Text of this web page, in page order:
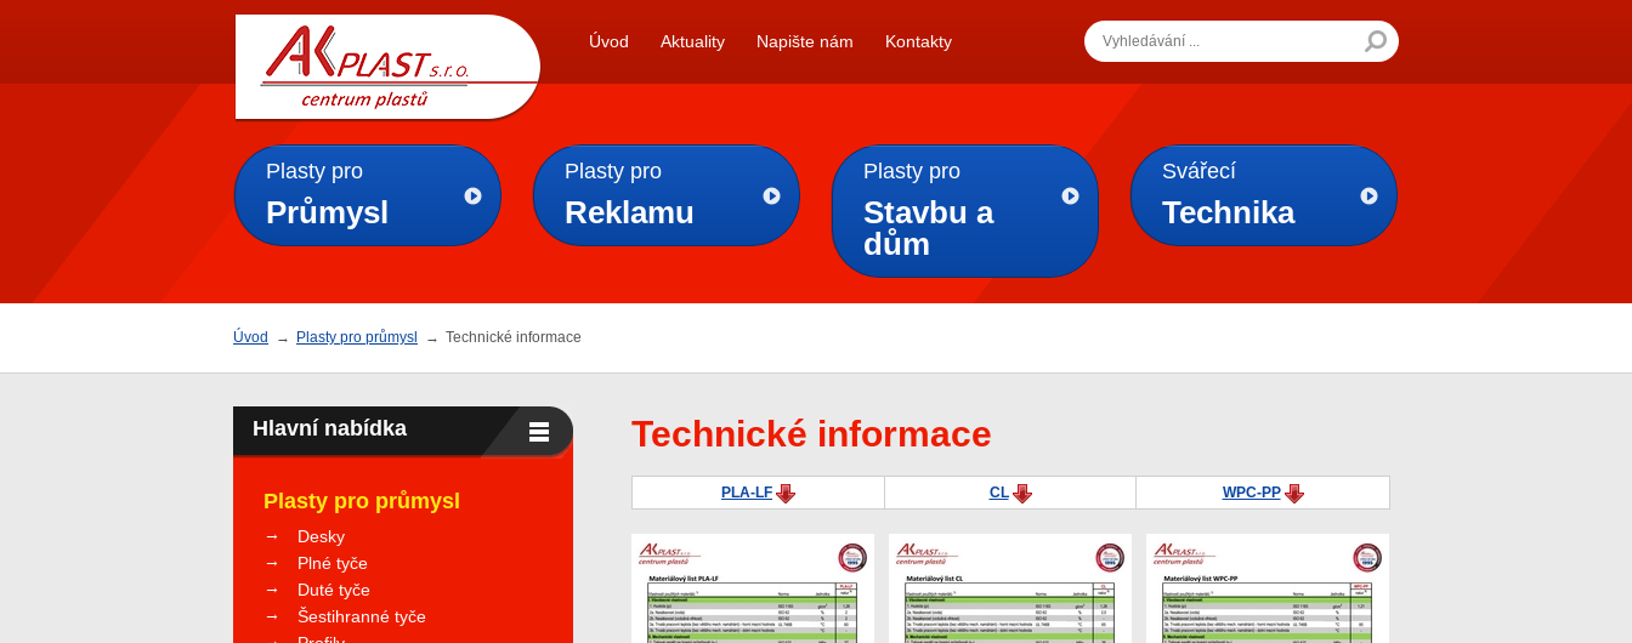
AKPLAST s.r.o.
Úvod Aktuality Napište nám Kontakty
Plasty pro
Průmysl
Plasty pro
Reklamu
Plasty pro
Stavbu a
dům
Svářecí
Technika
Úvod → Plasty pro průmysl → Technické informace
Technické informace
PLA-LF CL WPC-PP
Hlavní nabídka
Plasty pro průmysl
Desky
Plné tyče
Duté tyče
Šestihranné tyče